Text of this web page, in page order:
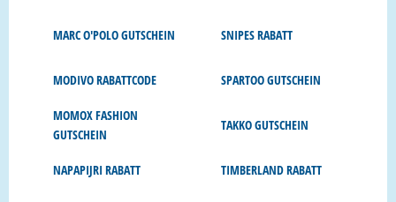
MARC O'POLO GUTSCHEIN
MODIVO RABATTCODE
MOMOX FASHION
GUTSCHEIN
NAPAPIJRI RABATT
SNIPES RABATT
SPARTOO GUTSCHEIN
TAKKO GUTSCHEIN
TIMBERLAND RABATT